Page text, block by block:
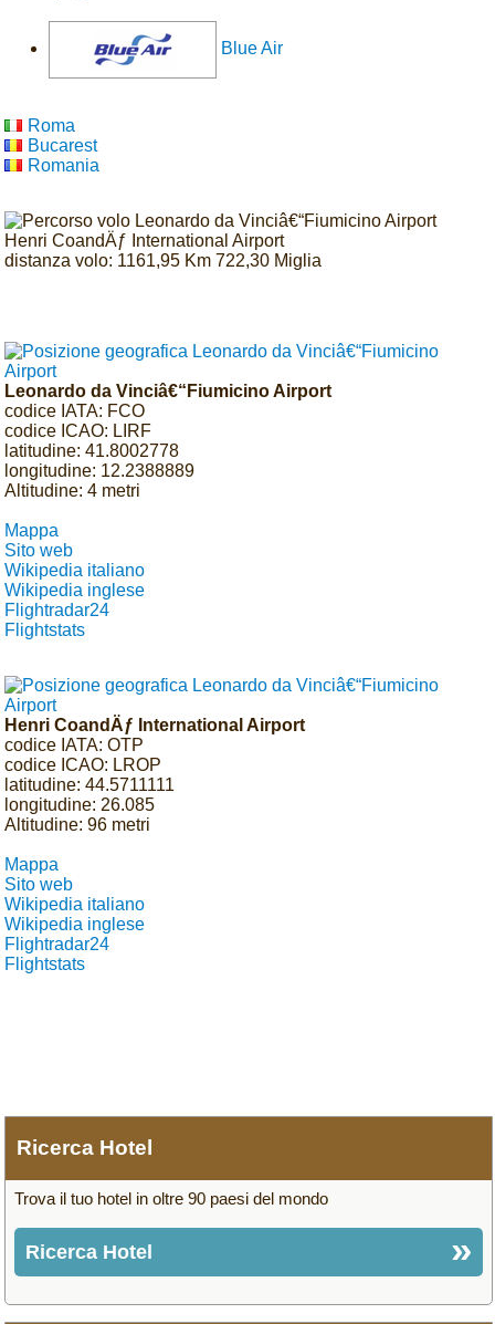
Blue Air
Roma
Bucarest
Romania
distanza volo: 1161,95 Km 722,30 Miglia
Leonardo da Vinciâ€“Fiumicino Airport
codice IATA: FCO
codice ICAO: LIRF
latitudine: 41.8002778
longitudine: 12.2388889
Altitudine: 4 metri
Mappa
Sito web
Wikipedia italiano
Wikipedia inglese
Flightradar24
Flightstats
Henri CoandÄƒ International Airport
codice IATA: OTP
codice ICAO: LROP
latitudine: 44.5711111
longitudine: 26.085
Altitudine: 96 metri
Mappa
Sito web
Wikipedia italiano
Wikipedia inglese
Flightradar24
Flightstats
Ricerca Hotel
Trova il tuo hotel in oltre 90 paesi del mondo
Ricerca Hotel